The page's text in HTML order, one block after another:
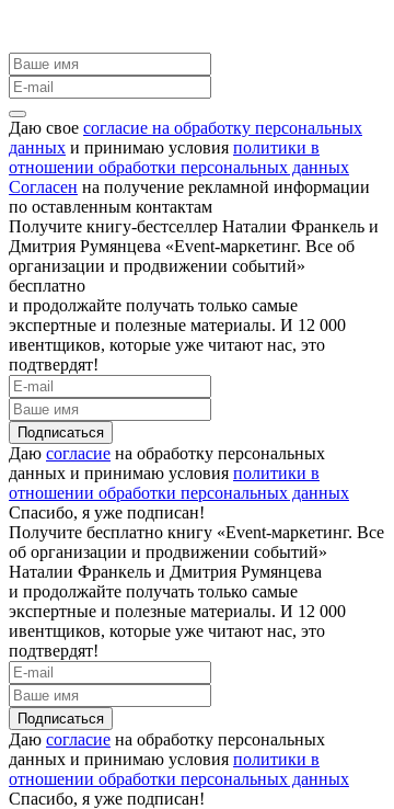
Даю свое согласие на обработку персональных
данных и принимаю условия политики в
отношении обработки персональных данных
Согласен на получение рекламной информации
по оставленным контактам
Получите книгу-бестселлер Наталии Франкель и
Дмитрия Румянцева «Event-маркетинг. Все об
организации и продвижении событий»
бесплатно
и продолжайте получать только самые
экспертные и полезные материалы. И 12 000
ивентщиков, которые уже читают нас, это
подтвердят!
Подписаться
Даю согласие на обработку персональных
данных и принимаю условия политики в
отношении обработки персональных данных
Спасибо, я уже подписан!
Получите бесплатно книгу «Event-маркетинг. Все
об организации и продвижении событий»
Наталии Франкель и Дмитрия Румянцева
и продолжайте получать только самые
экспертные и полезные материалы. И 12 000
ивентщиков, которые уже читают нас, это
подтвердят!
Подписаться
Даю согласие на обработку персональных
данных и принимаю условия политики в
отношении обработки персональных данных
Спасибо, я уже подписан!